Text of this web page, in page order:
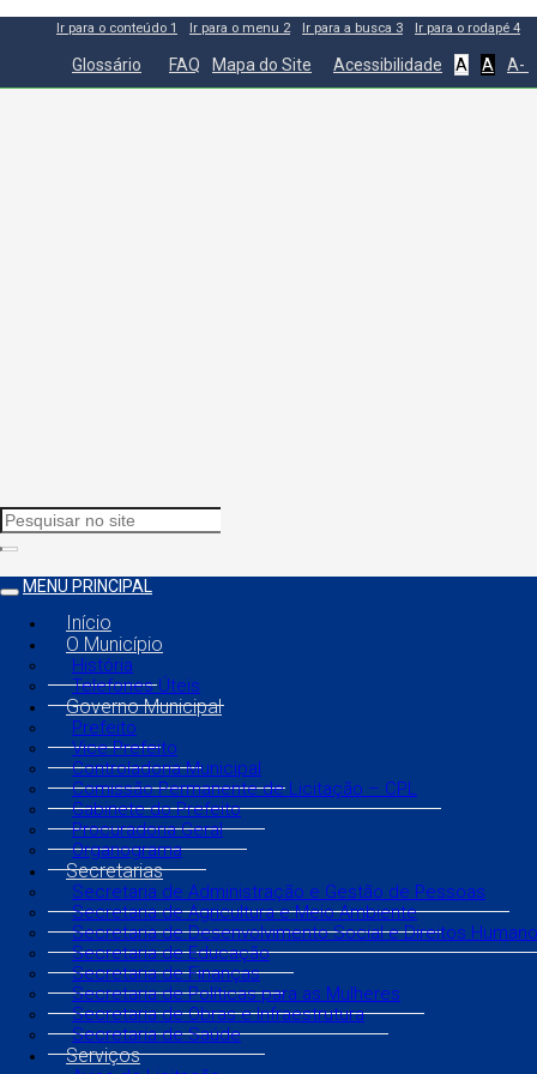
Ir para o conteúdo 1 Ir para o menu 2 Ir para a busca 3 Ir para o rodapé 4
Glossário FAQ Mapa do Site Acessibilidade A A A-
MENU PRINCIPAL
Início
O Município
História
Telefones Úteis
Governo Municipal
Prefeito
Vice Prefeito
Controladoria Municipal
Comissão Permanente de Licitação – CPL
Gabinete do Prefeito
Procuradoria Geral
Organograma
Secretarias
Secretaria de Administração e Gestão de Pessoas
Secretaria de Agricultura e Meio Ambiente
Secretaria de Desenvolvimento Social e Direitos
Secretaria de Educação
Secretaria de Finanças
Secretaria de Políticas para as Mulheres
Secretaria de Obras e Infraestrutura
Secretaria de Saúde
Serviços